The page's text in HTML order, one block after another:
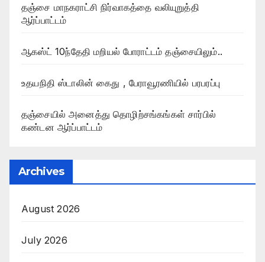
தஞ்சை மாநகராட்சி நிர்வாகத்தை வலியுறுத்தி
ஆர்ப்பாட்டம்
ஆகஸ்ட் 10ந்தேதி மறியல் போராட்டம் தஞ்சையிலும்..
உதயநிதி ஸ்டாலின் கைது , பேராவூரணியில் பரபரப்பு
தஞ்சையில் அனைத்து தொழிற்சங்கங்கள் சார்பில்
கண்டன ஆர்ப்பாட்டம்
Archives
August 2026
July 2026